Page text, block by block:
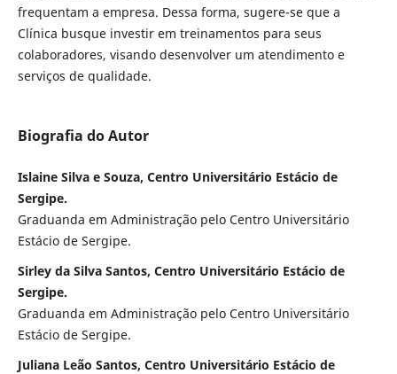
frequentam a empresa. Dessa forma, sugere-se que a
Clínica busque investir em treinamentos para seus
colaboradores, visando desenvolver um atendimento e
serviços de qualidade.
Biografia do Autor
Islaine Silva e Souza, Centro Universitário Estácio de
Sergipe.
Graduanda em Administração pelo Centro Universitário
Estácio de Sergipe.
Sirley da Silva Santos, Centro Universitário Estácio de
Sergipe.
Graduanda em Administração pelo Centro Universitário
Estácio de Sergipe.
Juliana Leão Santos, Centro Universitário Estácio de